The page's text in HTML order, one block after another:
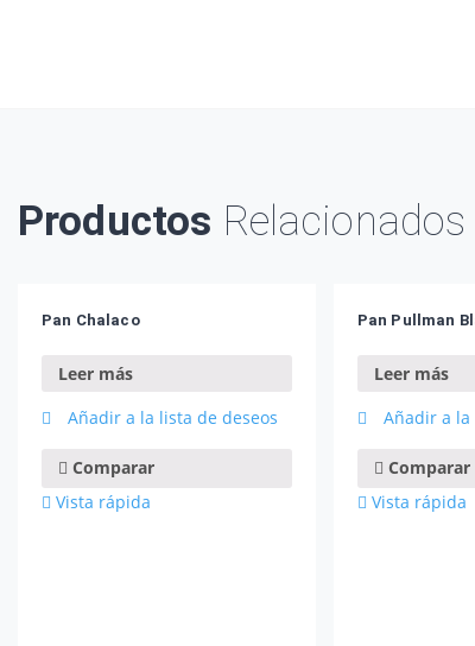
Productos Relacionados
Pan Chalaco
Leer más
Añadir a la lista de deseos
Comparar
Vista rápida
Pan Pullman
Leer más
Añadir a la
Comparar
Vista rápida